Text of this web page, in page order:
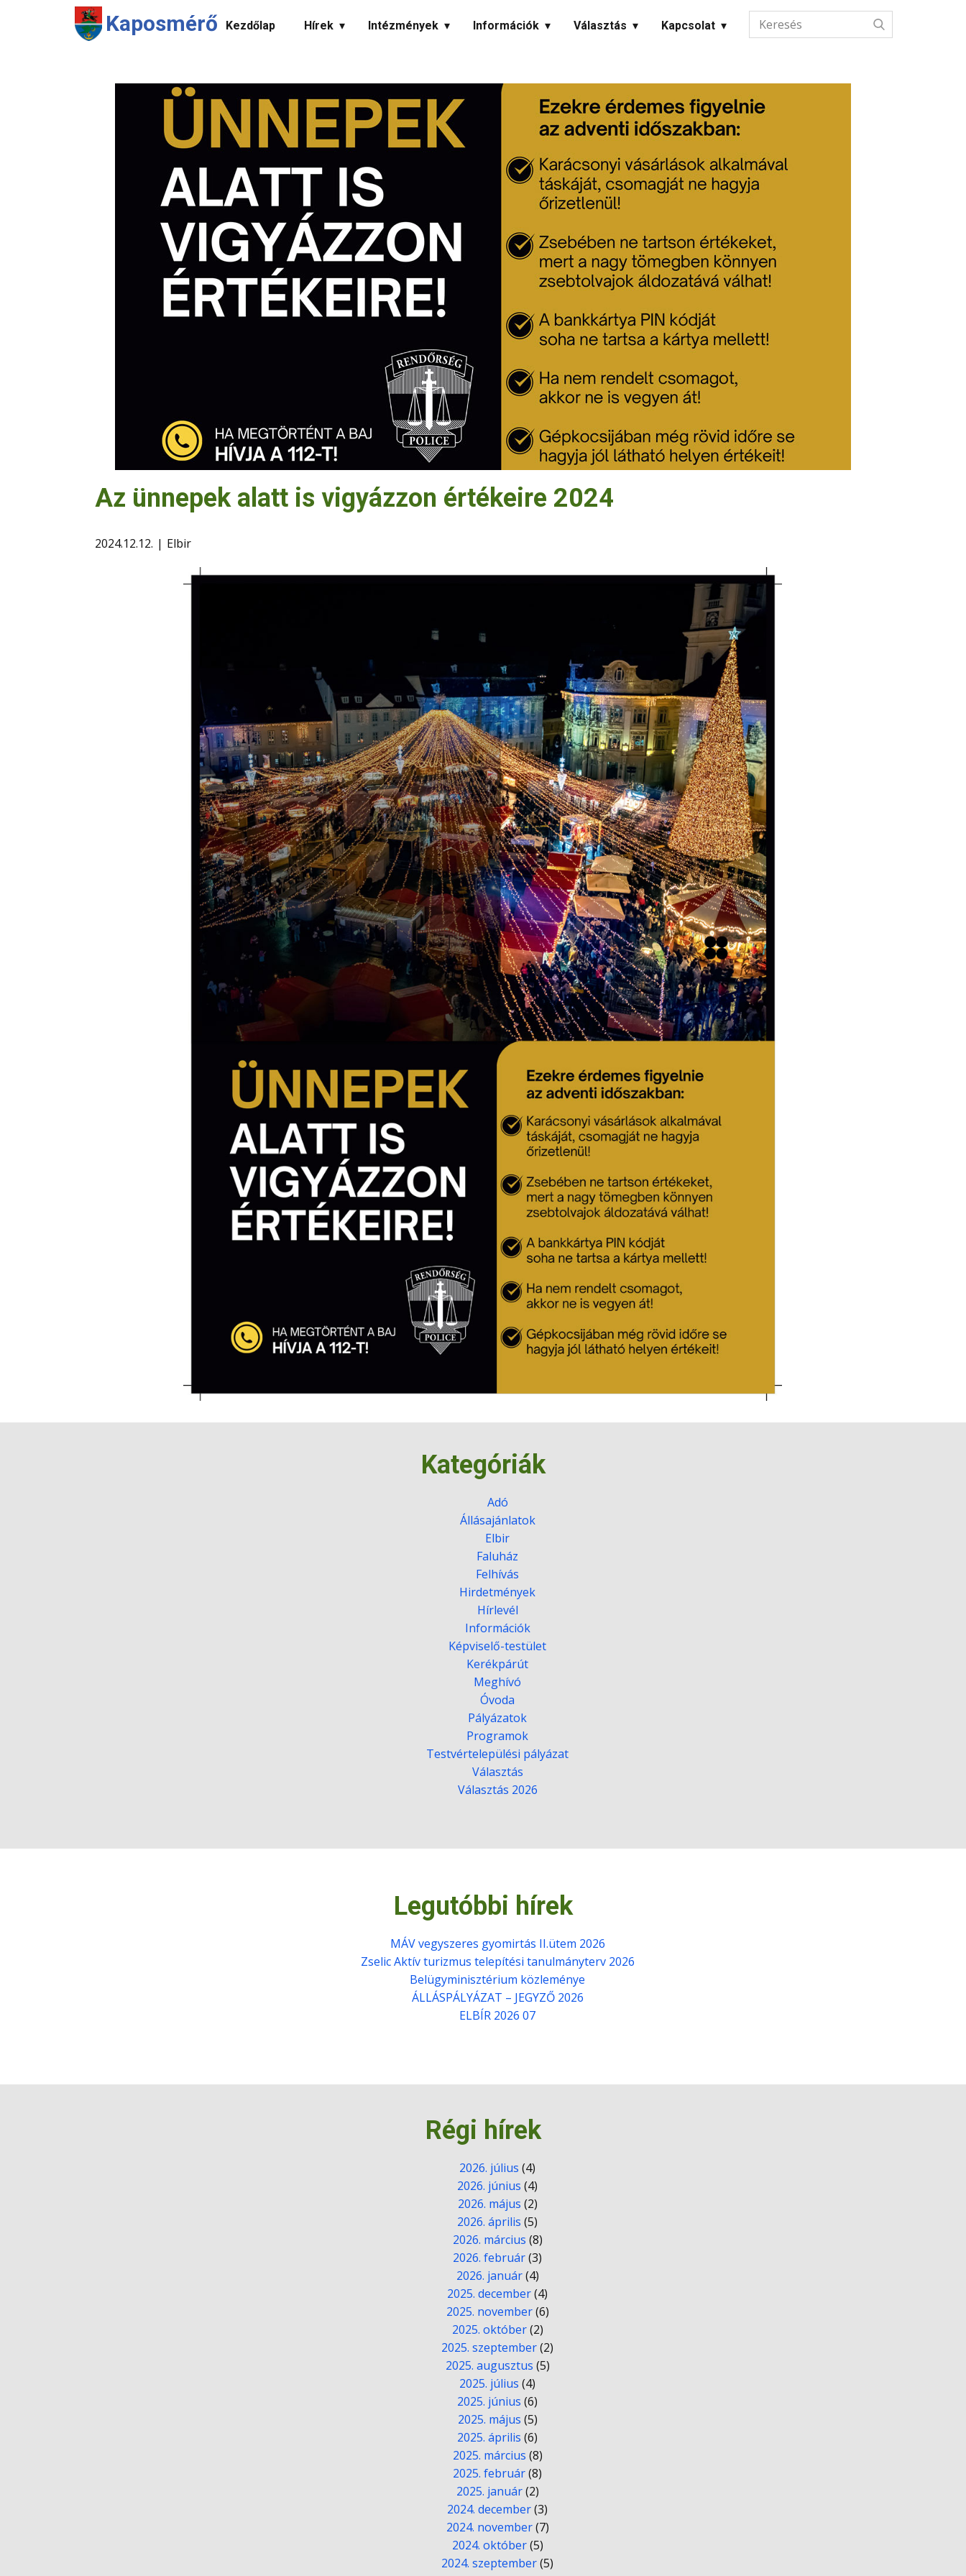
Kaposmérő Kezdőlap Hírek Intézmények Információk Választás Kapcsolat
Az ünnepek alatt is vigyázzon értékeire 2024
2024.12.12. Elbir
Kategóriák
Adó
Állásajánlatok
Elbir
Faluház
Felhívás
Hirdetmények
Hírlevél
Információk
Képviselő-testület
Kerékpárút
Meghívó
Óvoda
Pályázatok
Programok
Testvértelepülési pályázat
Választás
Választás 2026
Legutóbbi hírek
MÁV vegyszeres gyomirtás II.ütem 2026
Zselic Aktív turizmus telepítési tanulmányterv 2026
Belügyminisztérium közleménye
ÁLLÁSPÁLYÁZAT – JEGYZŐ 2026
ELBÍR 2026 07
Régi hírek
2026. július (4)
2026. június (4)
2026. május (2)
2026. április (5)
2026. március (8)
2026. február(3)
2026. január(4)
2025. december(4)
2025. november(6)
2025. október(2)
2025. szeptember(2)
2025. augusztus (5)
2025. július (4)
2025. június (6)
2025. május (5)
2025. április (6)
2025. március (8)
2025. február(8)
2025. január(2)
2024. december(3)
2024. november(7)
2024. október(5)
2024. szeptember(5)